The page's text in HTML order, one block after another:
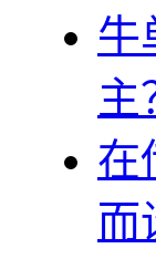
牛
主
在
而